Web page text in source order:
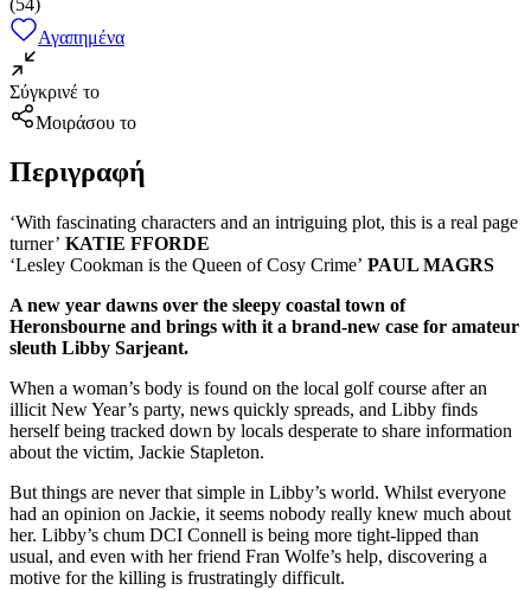
Αγαπημένα
Σύγκρινέ το
Μοιράσου το
Περιγραφή
‘With fascinating characters and an intriguing plot, this is a real page
turner’ KATIE FFORDE
‘Lesley Cookman is the Queen of Cosy Crime’ PAUL MAGRS
A new year dawns over the sleepy coastal town of
Heronsbourne and brings with it a brand-new case for amateur
sleuth Libby Sarjeant.
When a woman’s body is found on the local golf course after an
illicit New Year’s party, news quickly spreads, and Libby finds
herself being tracked down by locals desperate to share information
about the victim, Jackie Stapleton.
But things are never that simple in Libby’s world. Whilst everyone
had an opinion on Jackie, it seems nobody really knew much about
her. Libby’s chum DCI Connell is being more tight-lipped than
usual, and even with her friend Fran Wolfe’s help, discovering a
motive for the killing is frustratingly difficult.